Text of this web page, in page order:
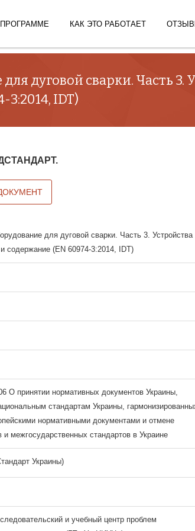
КАК ЭТО РАБОТАЕТ
дуговой сварки. Часть 3.
IDT)
для дуговой сварки. Часть 3. Устройства
содержание (EN 60974-3:2014, IDT)
О принятии нормативных документов Украины,
стандартам Украины,
нормативными документами и отмене
межгосударственных стандартов в Украине
Украины)
и учебный центр проблем